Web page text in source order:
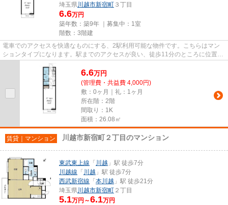
埼玉県川越市新宿町 ３丁目
6.6万円
築年数：築9年 ｜募集中： 1室
階数：3階建
電車でのアクセスを快適なものにする、2駅利用可能な物件です。こちらはマン
ションタイプになります。駅までのアクセスが良い、徒歩11分のところに位置す
る物件です。築9年のイチオシ...
6.6万円
(管理費・共益費 4,000円)
敷：0ヶ月｜礼：1ヶ月
所在階：2階
間取り：1K
面積：26.08㎡
賃貸｜マンション 川越市新宿町２丁目のマンション
東武東上線 「 川越 」駅 徒歩7分
川越線 「 川越 」駅 徒歩7分
西武新宿線 「 本川越 」駅 徒歩21分
埼玉県川越市新宿町 ２丁目
5.1万円～6.1万円